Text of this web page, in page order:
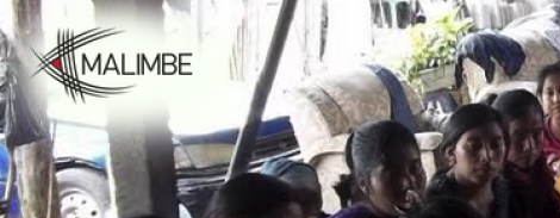
Skip
to
content